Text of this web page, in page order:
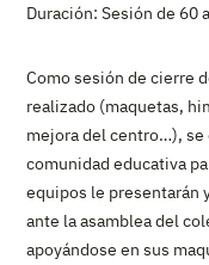
Duración: Sesión de 60
Como sesión de cierre
realizado (maquetas,
mejora del centro…), se
comunidad educativa
equipos le presentarán
ante la asamblea del
apoyándose en sus